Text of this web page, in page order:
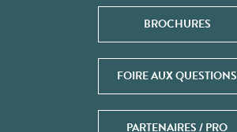
BROCHURES
FOIRE AUX QUESTIONS
PARTENAIRES / PRO